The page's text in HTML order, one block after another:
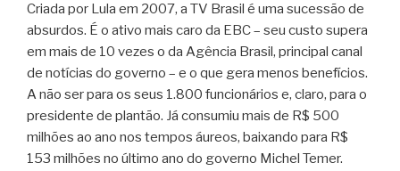
Criada por Lula em 2007, a TV Brasil é uma sucessão de
absurdos. É o ativo mais caro da EBC – seu custo supera
em mais de 10 vezes o da Agência Brasil, principal canal
de notícias do governo – e o que gera menos benefícios.
A não ser para os seus 1.800 funcionários e, claro, para o
presidente de plantão. Já consumiu mais de R$ 500
milhões ao ano nos tempos áureos, baixando para R$
153 milhões no último ano do governo Michel Temer.